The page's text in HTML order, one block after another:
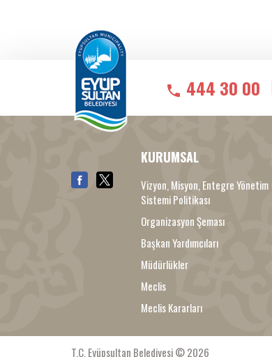
444 30 00
KURUMSAL
Vizyon, Misyon, Entegre Yönetim
Sistemi Politikası
Organizasyon Şeması
Başkan Yardımcıları
Müdürlükler
Meclis
Meclis Kararları
T.C. Eyüpsultan Belediyesi © 2026